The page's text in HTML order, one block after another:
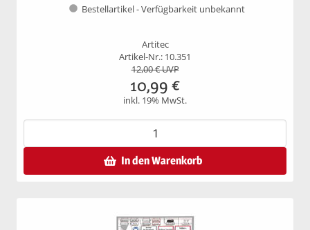
Bestellartikel - Verfügbarkeit unbekannt
Artitec
Artikel-Nr.: 10.351
12,00€ UVP
10,99 €
inkl. 19% MwSt.
In den Warenkorb